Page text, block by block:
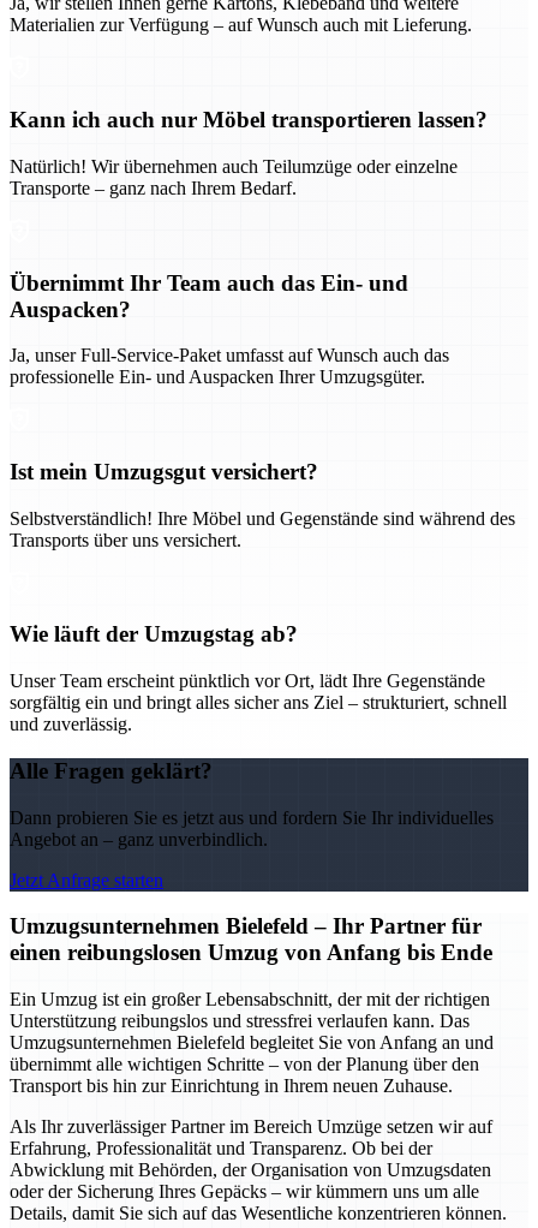
Materialien zur Verfügung – auf Wunsch auch mit Lieferung.
Kann ich auch nur Möbel transportieren lassen?
Natürlich! Wir übernehmen auch Teilumzüge oder einzelne
Transporte – ganz nach Ihrem Bedarf.
Übernimmt Ihr Team auch das Ein- und
Auspacken?
Ja, unser Full-Service-Paket umfasst auf Wunsch auch das
professionelle Ein- und Auspacken Ihrer Umzugsgüter.
Ist mein Umzugsgut versichert?
Selbstverständlich! Ihre Möbel und Gegenstände sind während des
Transports über uns versichert.
Wie läuft der Umzugstag ab?
Unser Team erscheint pünktlich vor Ort, lädt Ihre Gegenstände
sorgfältig ein und bringt alles sicher ans Ziel – strukturiert, schnell
und zuverlässig.
Alle Fragen geklärt?
Dann probieren Sie es jetzt aus und fordern Sie Ihr individuelles
Angebot an – ganz unverbindlich.
Jetzt Anfrage starten
Umzugsunternehmen Bielefeld – Ihr Partner für
einen reibungslosen Umzug von Anfang bis Ende
Ein Umzug ist ein großer Lebensabschnitt, der mit der richtigen
Unterstützung reibungslos und stressfrei verlaufen kann. Das
Umzugsunternehmen Bielefeld begleitet Sie von Anfang an und
übernimmt alle wichtigen Schritte – von der Planung über den
Transport bis hin zur Einrichtung in Ihrem neuen Zuhause.
Als Ihr zuverlässiger Partner im Bereich Umzüge setzen wir auf
Erfahrung, Professionalität und Transparenz. Ob bei der
Abwicklung mit Behörden, der Organisation von Umzugsdaten
oder der Sicherung Ihres Gepäcks – wir kümmern uns um alle
Details, damit Sie sich auf das Wesentliche konzentrieren können.